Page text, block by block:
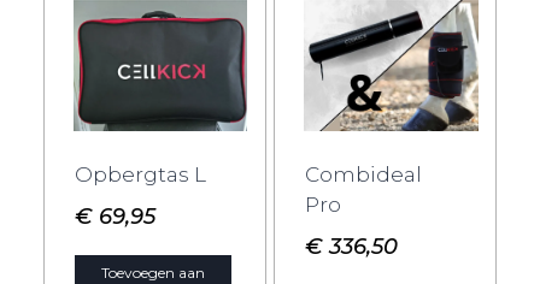
Opbergtas L
€69,95
Toevoegen aan
Combideal
Pro
€336,50